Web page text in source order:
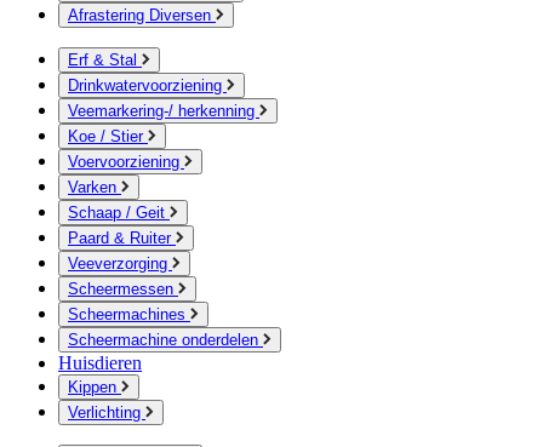
Afrastering Diversen
Erf & Stal
Drinkwatervoorziening
Veemarkering-/ herkenning
Koe / Stier
Voervoorziening
Varken
Schaap / Geit
Paard & Ruiter
Veeverzorging
Scheermessen
Scheermachines
Scheermachine onderdelen
Huisdieren
Kippen
Verlichting